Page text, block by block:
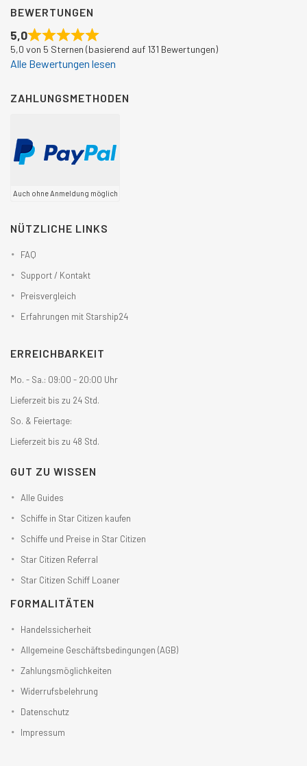
BEWERTUNGEN
5,0
5,0 von 5 Sternen (basierend auf 131 Bewertungen)
Alle Bewertungen lesen
ZAHLUNGSMETHODEN
Auch ohne Anmeldung möglich
NÜTZLICHE LINKS
FAQ
Support / Kontakt
Preisvergleich
Erfahrungen mit Starship24
ERREICHBARKEIT
Mo. - Sa.: 09:00 - 20:00 Uhr
Lieferzeit bis zu 24 Std.
So. & Feiertage:
Lieferzeit bis zu 48 Std.
GUT ZU WISSEN
Alle Guides
Schiffe in Star Citizen kaufen
Schiffe und Preise in Star Citizen
Star Citizen Referral
Star Citizen Schiff Loaner
FORMALITÄTEN
Handelssicherheit
Allgemeine Geschäftsbedingungen (AGB)
Zahlungsmöglichkeiten
Widerrufsbelehrung
Datenschutz
Impressum